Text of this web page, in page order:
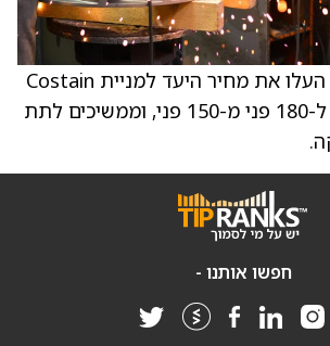
Deutsche Bank העלו את מחיר היעד למניית Costain
Group (CSGQF) ל-180 פני מ-150 פני, וממשיכים לתת
חפשו אותנו -